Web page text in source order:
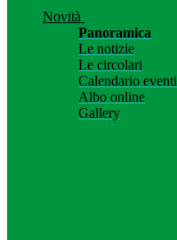
Novità
Panoramica
Le notizie
Le circolari
Calendario eventi
Albo online
Gallery